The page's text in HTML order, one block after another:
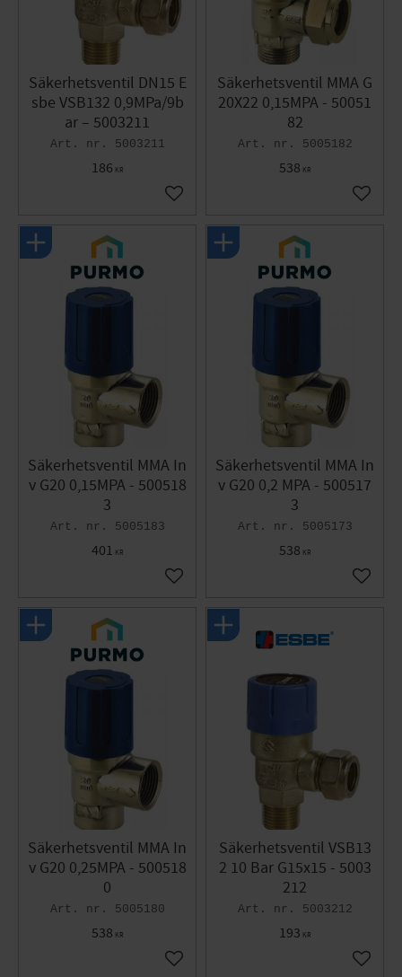
Säkerhetsventil DN15 E
sbe VSB132 0,9MPa/9b
ar – 5003211
5003211
186 KR
Lägg till i favoriter
Säkerhetsventil MMA G
20X22 0,15MPA - 50051
82
5005182
538 KR
Lägg
Säkerhetsventil MMA In
v G20 0,15MPA - 500518
3
5005183
401 KR
Lägg till i favoriter
Säkerhetsventil MMA In
v G20 0,2 MPA - 500517
3
5005173
538 KR
Lägg
Säkerhetsventil MMA In
v G20 0,25MPA - 500518
0
5005180
538 KR
Lägg till i favoriter
Säkerhetsventil VSB13
2 10 Bar G15x15 - 5003
212
5003212
193 KR
Lägg